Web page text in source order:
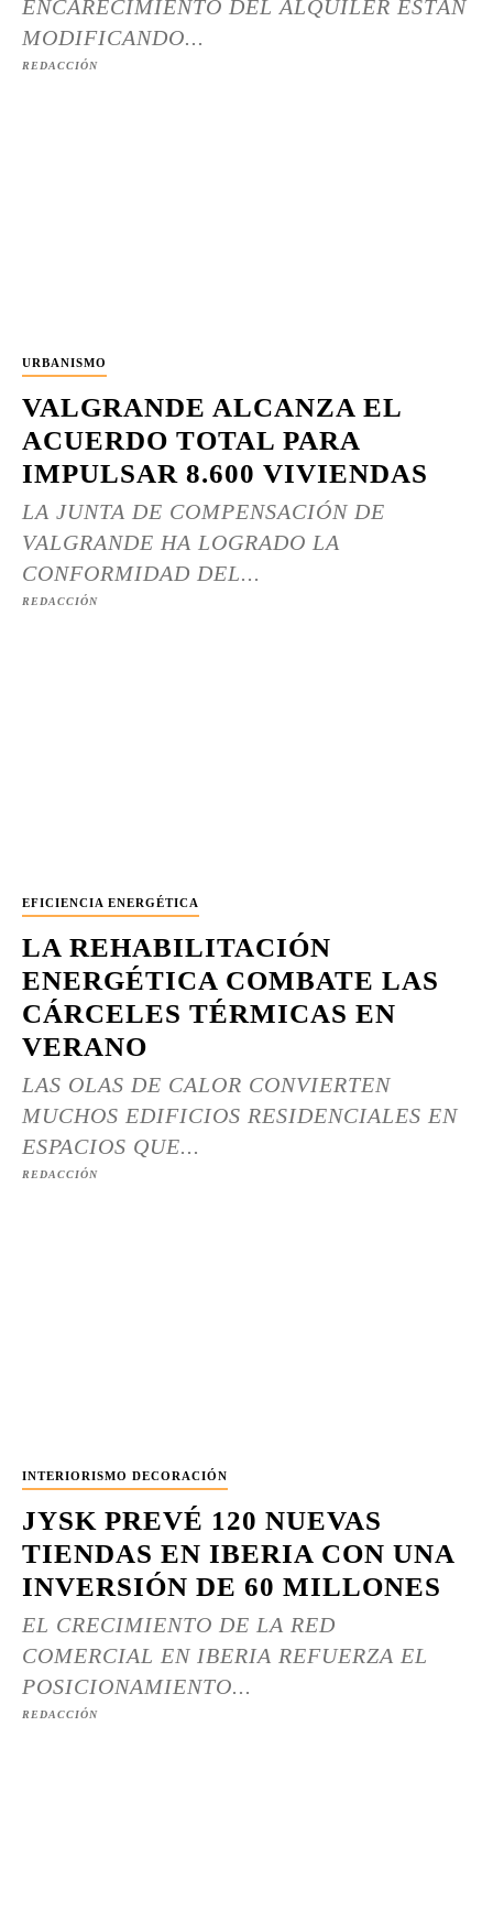
ENCARECIMIENTO DEL ALQUILER ESTÁN
MODIFICANDO...
REDACCIÓN
URBANISMO
VALGRANDE ALCANZA EL
ACUERDO TOTAL PARA
IMPULSAR 8.600 VIVIENDAS
LA JUNTA DE COMPENSACIÓN DE
VALGRANDE HA LOGRADO LA
CONFORMIDAD DEL...
REDACCIÓN
EFICIENCIA ENERGÉTICA
LA REHABILITACIÓN
ENERGÉTICA COMBATE LAS
CÁRCELES TÉRMICAS EN
VERANO
LAS OLAS DE CALOR CONVIERTEN
MUCHOS EDIFICIOS RESIDENCIALES EN
ESPACIOS QUE...
REDACCIÓN
INTERIORISMO DECORACIÓN
JYSK PREVÉ 120 NUEVAS
TIENDAS EN IBERIA CON UNA
INVERSIÓN DE 60 MILLONES
EL CRECIMIENTO DE LA RED
COMERCIAL EN IBERIA REFUERZA EL
POSICIONAMIENTO...
REDACCIÓN